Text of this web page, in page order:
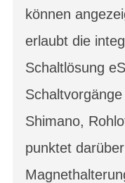
können
erlaubt die
Schaltlösung
Shimano,
punktet